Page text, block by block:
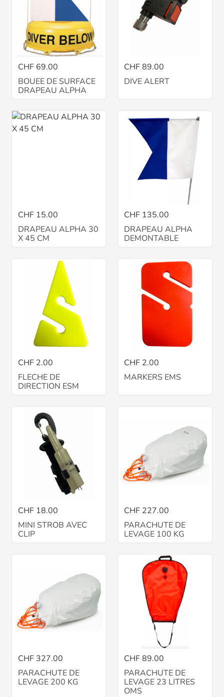
CHF 69.00
BOUEE DE SURFACE
DRAPEAU ALPHA
CHF 89.00
DIVE ALERT
CHF 15.00
DRAPEAU ALPHA 30
X 45 CM
CHF 135.00
DRAPEAU ALPHA
DEMONTABLE
CHF 2.00
FLECHE DE
DIRECTION ESM
CHF 2.00
MARKERS EMS
CHF 18.00
MINI STROB AVEC
CLIP
CHF 227.00
PARACHUTE DE
LEVAGE 100 KG
CHF 327.00
PARACHUTE DE
LEVAGE 200 KG
CHF 89.00
PARACHUTE DE
LEVAGE 23 LITRES
OMS